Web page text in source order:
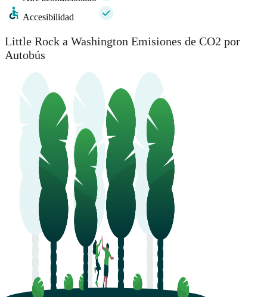
Accesibilidad
Little Rock a Washington Emisiones de CO2 por
Autobús